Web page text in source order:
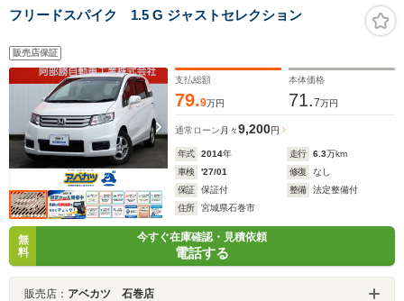
フリードスパイク 1.5 G ジャストセレクション
販売店保証
支払総額
79.9万円
本体価格
71.7万円
通常ローン 月々9,200円
年式 2014年 走行 6.3万km
車検
'27/01 修復
なし
保証
保証付 整備
法定整備付
住所
宮城県石巻市
無
料
今すぐ在庫確認・見積依頼
電話する
販売店： アベカツ 石巻店